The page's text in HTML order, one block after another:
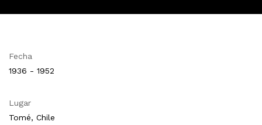
Fecha
1936 - 1952
Lugar
Tomé, Chile